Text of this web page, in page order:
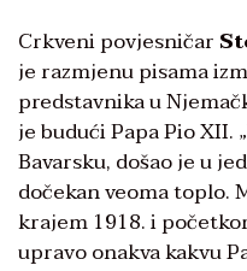
Crkveni povjesničar
je razmjenu pisama
predstavnika u
je budući Papa Pio XII.
Bavarsku, došao je u
dočekan veoma toplo.
krajem 1918. i
upravo onakva kakvu